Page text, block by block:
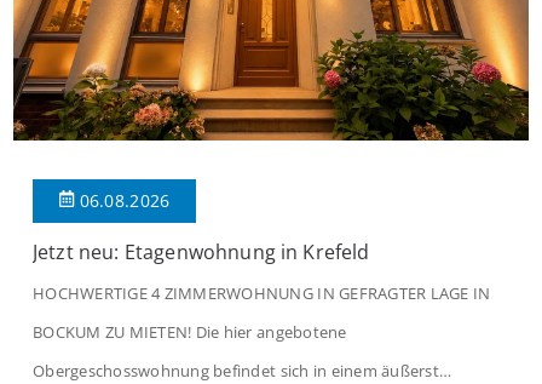
06.08.2026
Jetzt neu: Etagenwohnung in Krefeld
HOCHWERTIGE 4 ZIMMERWOHNUNG IN GEFRAGTER LAGE IN
BOCKUM ZU MIETEN! Die hier angebotene
Obergeschosswohnung befindet sich in einem äußerst